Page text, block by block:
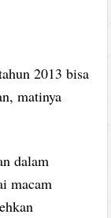
2013 bisa
matinya
dalam
macam